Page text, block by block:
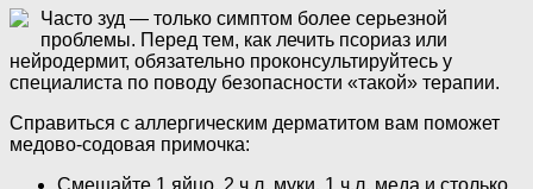
Часто зуд — только симптом более серьезной
проблемы. Перед тем, как лечить псориаз или
нейродермит, обязательно проконсультируйтесь у
специалиста по поводу безопасности «такой» терапии.
Справиться с аллергическим дерматитом вам поможет
медово-содовая примочка:
Смешайте 1 яйцо, 2 ч.л. муки, 1 ч.л. меда и столько